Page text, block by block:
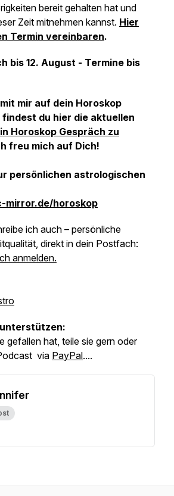
bereit gehalten hat und
Zeit mitnehmen kannst. Hier
Termin vereinbaren.
bis 12. August - Termine bis
mir auf dein Horoskop
findest du hier die aktuellen
Horoskop Gespräch zu
freu mich auf Dich!
persönlichen astrologischen
mirror.de/horoskop
ich auch – persönliche
direkt in dein Postfach:
anmelden.
gefallen hat, teile sie gern oder
via PayPal....